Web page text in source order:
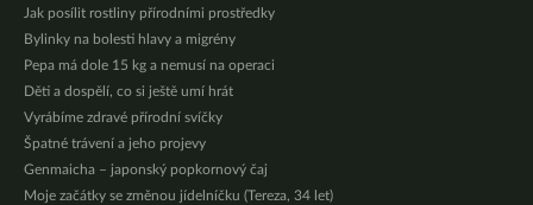
Jak posílit rostliny přírodními prostředky
Bylinky na bolesti hlavy a migrény
Pepa má dole 15 kg a nemusí na operaci
Děti a dospělí, co si ještě umí hrát
Vyrábíme zdravé přírodní svíčky
Špatné trávení a jeho projevy
Genmaicha – japonský popkornový čaj
Moje začátky se změnou jídelníčku (Tereza, 34 let)